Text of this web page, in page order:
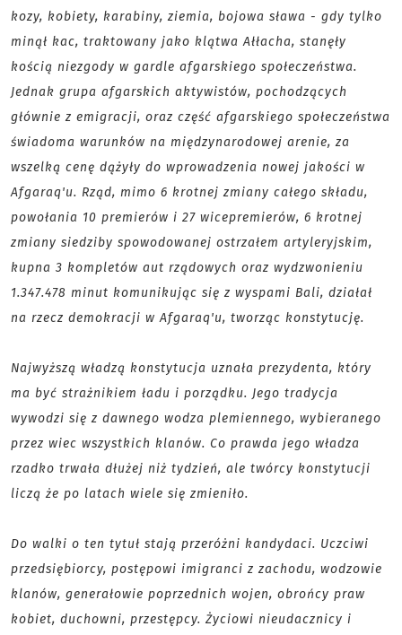
kozy, kobiety, karabiny, ziemia, bojowa sława - gdy tylko
minął kac, traktowany jako klątwa Ałłacha, stanęły
kością niezgody w gardle afgarskiego społeczeństwa.
Jednak grupa afgarskich aktywistów, pochodzących
głównie z emigracji, oraz część afgarskiego społeczeństwa
świadoma warunków na międzynarodowej arenie, za
wszelką cenę dążyły do wprowadzenia nowej jakości w
Afgaraq'u. Rząd, mimo 6 krotnej zmiany całego składu,
powołania 10 premierów i 27 wicepremierów, 6 krotnej
zmiany siedziby spowodowanej ostrzałem artyleryjskim,
kupna 3 kompletów aut rządowych oraz wydzwonieniu
1.347.478 minut komunikując się z wyspami Bali, działał
na rzecz demokracji w Afgaraq'u, tworząc konstytucję.
Najwyższą władzą konstytucja uznała prezydenta, który
ma być strażnikiem ładu i porządku. Jego tradycja
wywodzi się z dawnego wodza plemiennego, wybieranego
przez wiec wszystkich klanów. Co prawda jego władza
rzadko trwała dłużej niż tydzień, ale twórcy konstytucji
liczą że po latach wiele się zmieniło.
Do walki o ten tytuł stają przeróżni kandydaci. Uczciwi
przedsiębiorcy, postępowi imigranci z zachodu, wodzowie
klanów, generałowie poprzednich wojen, obrońcy praw
kobiet, duchowni, przestępcy. Życiowi nieudacznicy i